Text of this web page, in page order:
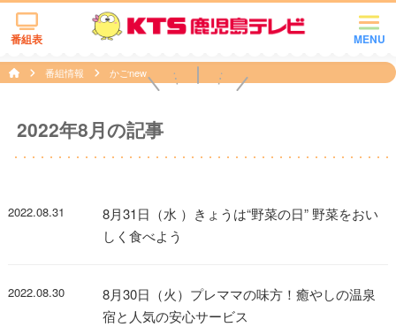
MENU
番組表
番組情報 かごnew
2022年8月の記事
2022.08.31
8月31日（水 ）きょうは“野菜の日” 野菜をおい
しく食べよう
2022.08.30
8月30日（火）プレママの味方！癒やしの温泉
宿と人気の安心サービス